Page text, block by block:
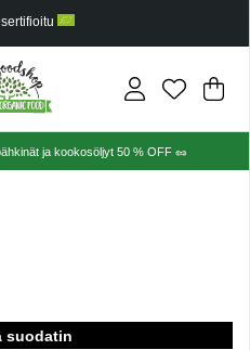
.
ja kookosöljyt 50 % OFF 🥜
suodatin